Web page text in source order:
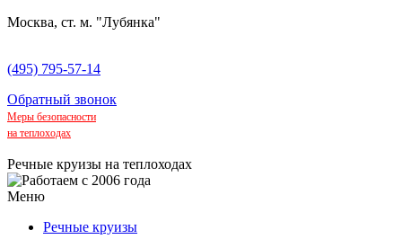
Москва, ст. м. "Лубянка"
(495) 795-57-14
Обратный звонок
Меры безопасности
на теплоходах
Речные круизы на теплоходах
Меню
Речные круизы